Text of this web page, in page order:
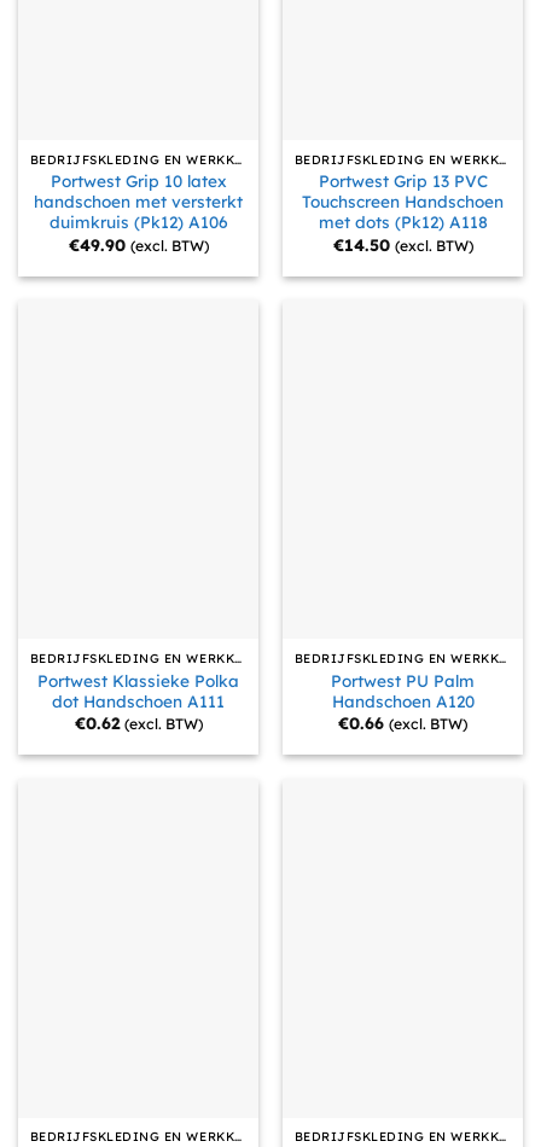
BEDRIJFSKLEDING EN WERKKLEDING
Portwest Grip 10 latex
handschoen met versterkt
duimkruis (Pk12) A106
€49.90 (excl. BTW)
BEDRIJFSKLEDING EN WERKKLEDING
Portwest Grip 13 PVC
Touchscreen Handschoen
met dots (Pk12) A118
€14.50 (excl. BTW)
BEDRIJFSKLEDING EN WERKKLEDING
Portwest Klassieke Polka
dot Handschoen A111
€0.62 (excl. BTW)
BEDRIJFSKLEDING EN WERKKLEDING
Portwest PU Palm
Handschoen A120
€0.66 (excl. BTW)
BEDRIJFSKLEDING EN WERKKLEDING BEDRIJFSKLEDING EN WERKKLEDING